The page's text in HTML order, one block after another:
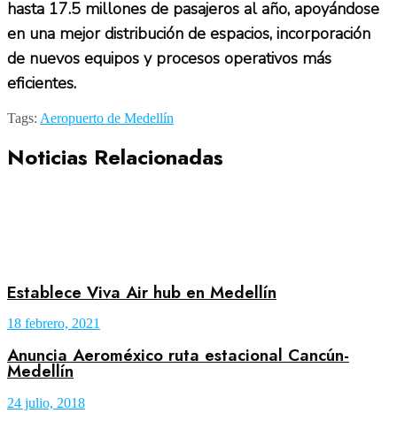
hasta 17.5 millones de pasajeros al año, apoyándose
en una mejor distribución de espacios, incorporación
de nuevos equipos y procesos operativos más
eficientes.
Tags: Aeropuerto de Medellín
Noticias Relacionadas
Establece Viva Air hub en Medellín
18 febrero, 2021
Anuncia Aeroméxico ruta estacional Cancún-
Medellín
24 julio, 2018